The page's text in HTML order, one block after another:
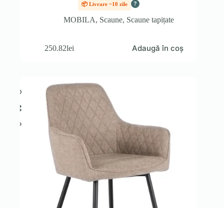
📦 Livrare ~10 zile ?
MOBILA, Scaune, Scaune tapițate
250.82lei Adaugă în coș